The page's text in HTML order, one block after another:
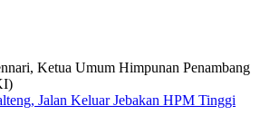
Jalan Keluar Jebakan HPM Tinggi